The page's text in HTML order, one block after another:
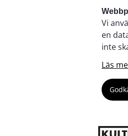
Vi
en
inte
Läs